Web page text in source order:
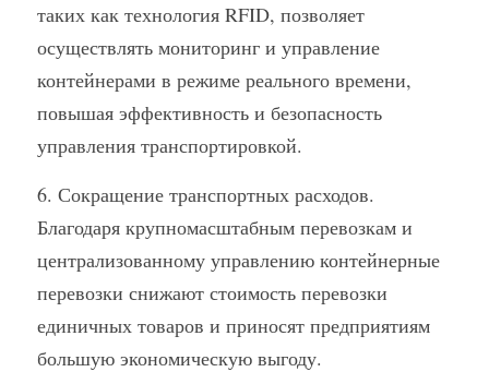
таких как технология RFID, позволяет
осуществлять мониторинг и управление
контейнерами в режиме реального времени,
повышая эффективность и безопасность
управления транспортировкой.
6. Сокращение транспортных расходов.
Благодаря крупномасштабным перевозкам и
централизованному управлению контейнерные
перевозки снижают стоимость перевозки
единичных товаров и приносят предприятиям
большую экономическую выгоду.